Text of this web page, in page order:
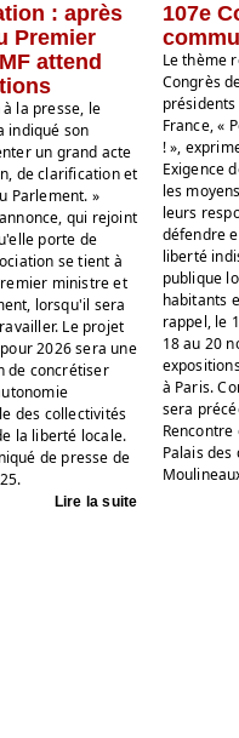
: après
Premier
attend
la presse, le
indiqué son
un grand acte
de clarification et
Parlement. »
qui rejoint
porte de
se tient à
ministre et
lorsqu'il sera
Le projet
2026 sera une
de concrétiser
des collectivités
la liberté locale.
de presse de
Lire la suite
107e
Le thème
Congrès
France, «
! »,
Exigence
les
leurs
défendre
liberté
publique
habitants
rappel, le
18 au 20
à Paris.
sera
Palais